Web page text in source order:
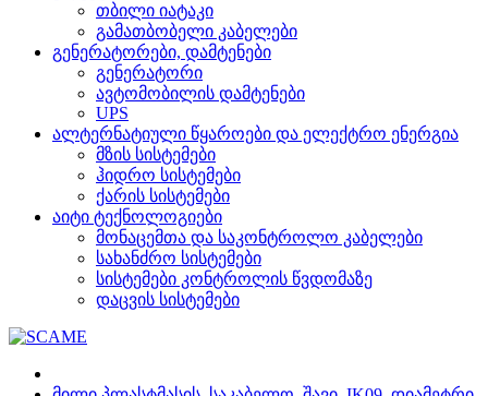
თბილი იატაკი
გამათბობელი კაბელები
გენერატორები, დამტენები
გენერატორი
ავტომობილის დამტენები
UPS
ალტერნატიული წყაროები და ელექტრო ენერგია
მზის სისტემები
ჰიდრო სისტემები
ქარის სისტემები
აიტი ტექნოლოგიები
მონაცემთა და საკონტროლო კაბელები
სახანძრო სისტემები
სისტემები კონტროლის წვდომაზე
დაცვის სისტემები